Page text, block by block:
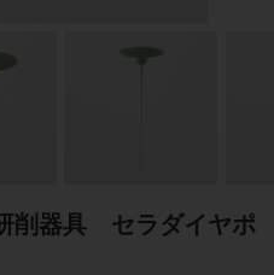
削器具 セラダイヤポ